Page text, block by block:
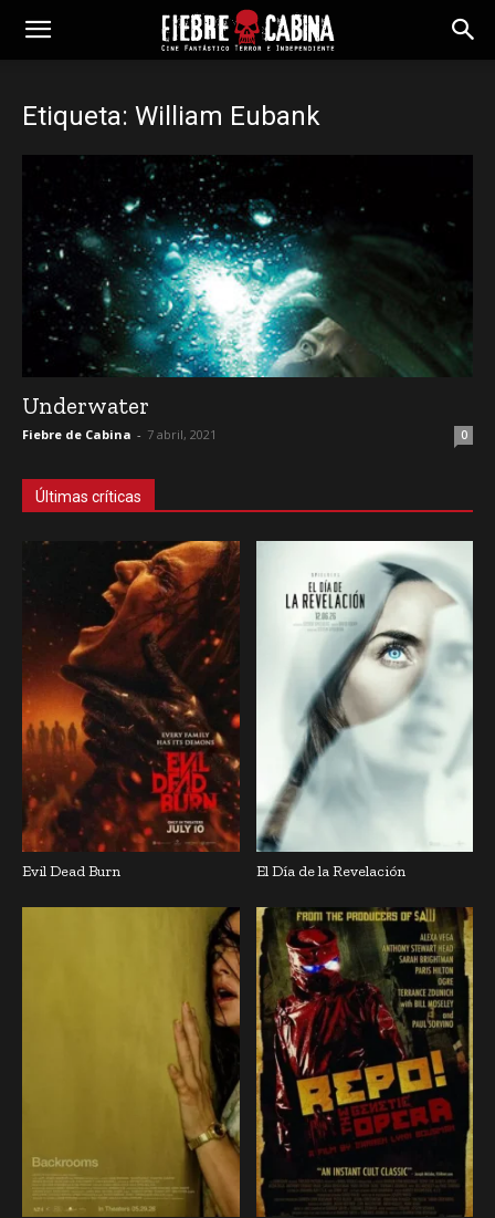
Etiqueta: William Eubank
Underwater
Fiebre de Cabina - 7 abril, 2021 0
Últimas críticas
Evil Dead Burn El Día de la Revelación